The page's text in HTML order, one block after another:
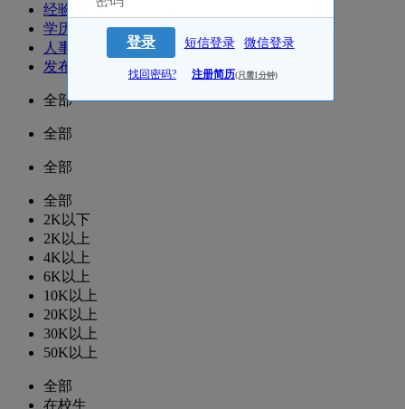
经验
学历
人事
发布时间
全部
全部
全部
全部
2K以下
2K以上
4K以上
6K以上
10K以上
20K以上
30K以上
50K以上
全部
在校生
登录 短信登录 微信登录
找回密码? 注册简历(只需1分钟)